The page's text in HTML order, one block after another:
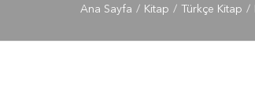
Ana Sayfa Kitap Türkçe Kitap